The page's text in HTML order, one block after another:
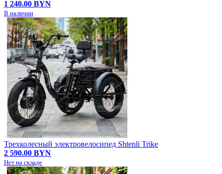
1 240.00 BYN
В наличии
Трехколесный электровелосипед Shtenli Trike
2 590.00 BYN
Нет на складе